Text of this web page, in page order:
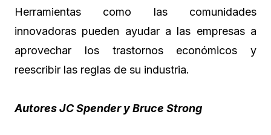
Herramientas como las comunidades
innovadoras pueden ayudar a las empresas a
aprovechar los trastornos económicos y
reescribir las reglas de su industria.
AutoresJC Spender y Bruce Strong